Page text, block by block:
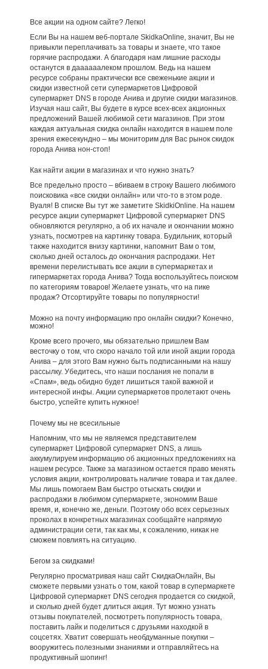
Все акции на одном сайте? Легко!
Если Вы на нашем веб-портале SkidkaOnline, значит, Вы не
привыкли переплачивать за товары и знаете, что такое
горячие распродажи. А благодаря нам лишние расходы
останутся в даааааалеком прошлом. Ведь на нашем
ресурсе собраны практически все свеженькие акции и
скидки известной сети супермаркетов Цифровой
супермаркет DNS в городе Анива и другие скидки магазинов.
Изучая наш сайт, Вы будете в курсе всех-всех акционных
предложений Вашей любимой сети магазинов. При этом
каждая актуальная скидка онлайн находится в нашем поле
зрения ежесекундно – мы мониторим для Вас рынок скидок
города Анива нон-стоп!
Как найти акции в магазинах и что нужно знать?
Все предельно просто – вбиваем в строку Вашего любимого
поисковика «все скидки онлайн» или что-то в этом роде.
Вуаля! В списке Вы тут же заметите SkidkiOnline. На нашем
ресурсе акции супермаркет Цифровой супермаркет DNS
обновляются регулярно, а об их начале и окончании можно
узнать, посмотрев на картинку товара. Будильник, который
также находится внизу картинки, напомнит Вам о том,
сколько дней осталось до окончания распродажи. Нет
времени перелистывать все акции в супермаркетах и
гипермаркетах города Анива? Тогда воспользуйтесь поиском
по категориям товаров! Желаете узнать, что на пике
продаж? Отсортируйте товары по популярности!
Можно на почту информацию про онлайн скидки? Конечно,
можно!
Кроме всего прочего, мы обязательно пришлем Вам
весточку о том, что скоро начало той или иной акции города
Анива – для этого Вам нужно быть подписанными на нашу
рассылку. Убедитесь, что наши послания не попали в
«Спам», ведь обидно будет лишиться такой важной и
интересной инфы. Акции супермаркетов пролетают очень
быстро, успейте купить нужное!
Почему мы не всесильные
Напомним, что мы не являемся представителем
супермаркет Цифровой супермаркет DNS, а лишь
аккумулируем информацию об акционных предложениях на
нашем ресурсе. Также за магазином остается право менять
условия акции, контролировать наличие товара и так далее.
Мы лишь помогаем Вам быстро отыскать скидки и
распродажи в любимом супермаркете, экономим Ваше
время, и, конечно же, деньги. Поэтому обо всех серьезных
проколах в конкретных магазинах сообщайте напрямую
администрации сети, так как мы, к сожалению, никак не
сможем повлиять на ситуацию.
Бегом за скидками!
Регулярно просматривая наш сайт СкидкаОнлайн, Вы
сможете первыми узнать о том, какой товар в супермаркете
Цифровой супермаркет DNS сегодня продается со скидкой,
и сколько дней будет длиться акция. Тут можно узнать
отзывы покупателей, посмотреть популярность товара,
поставить лайк и поделиться с друзьями находкой в
соцсетях. Хватит совершать необдуманные покупки –
вооружитесь полезными знаниями и отправляйтесь на
продуктивный шопинг!